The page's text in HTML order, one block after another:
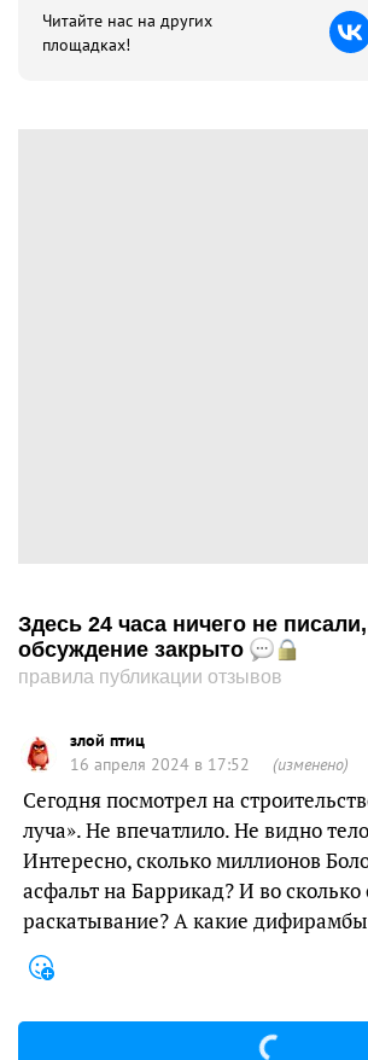
Читайте нас на других
площадках!
Здесь 24 часа ничего не
обсуждение закрыто
правила публикации отзывов
злой птиц
16 апреля 2024 в 17:52
(изменено)
Сегодня посмотрел на
луча». Не впечатлило. Не видно
Интересно, сколько миллионов
асфальт на Баррикад? И во сколько
раскатывание? А какие